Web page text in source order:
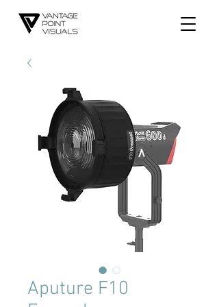
Aputure F10